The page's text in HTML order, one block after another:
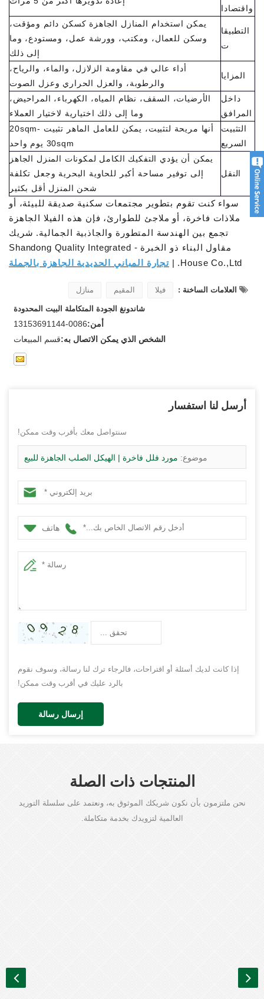
واقتصادا
التطبيقا
ت
يمكن استخدام المنازل الجاهزة كسكن دائم ومؤقت،
وسكن للعمال، ومكتب، وورشة عمل، ومستودع، وما
إلى ذلك
المزايا
أداء عالي في مقاومة الزلازل، والماء، والرياح،
والرطوبة، والعزل الحراري وعزل الصوت
داخل
المرافق
الأرضيات، السقف، نظام المياه، الكهرباء، المراحيض،
وما إلى ذلك اختيارية لاختيار العملاء
التثبيت
السريع
أنها مريحة لتثبيت، يمكن للعامل الماهر تثبيت 20sqm-
30sqm يوم واحد
النقل
يمكن أن يؤدي التفكيك الكامل لمكونات المنزل الجاهز
إلى توفير مساحة أكبر للحاوية البحرية وجعل تكلفة
شحن المنزل أقل بكثير
سواء كنت تقوم بتطوير مجتمعات سكنية صديقة للبيئة، أو
ملاذات فاخرة، أو ملاجئ للطوارئ، فإن هذه الفيلا الجاهزة
تجمع بين الهندسة المتطورة والجاذبية الجمالية. شريك
مقاول البناء ذو الخبرة - Shandong Quality Integrated
House Co.,Ltd. |
تجارة المباني الحديدية الجاهزة بالجملة
العلامات الساخنة : فيلا المقيم منازل
شاندونغ الجودة المتكاملة البيت المحدودة
أمن:0086-13153691144
الشخص الذي يمكن الاتصال به:قسم المبيعات
أرسل لنا استفسار
سنتواصل معك بأقرب وقت ممكن!
موضوع: مورد فلل فاخرة | الهيكل الصلب الجاهزة للبيع
هاتف
إذا كانت لديك أسئلة أو اقتراحات، فالرجاء ترك لنا رسالة، وسوف نقوم
بالرد عليك في أقرب وقت ممكن!
إرسال رسالة
المنتجات ذات الصلة
نحن ملتزمون بأن نكون شريكك الموثوق به، ونعتمد على سلسلة التوريد
العالمية لتزويدك بخدمة متكاملة.